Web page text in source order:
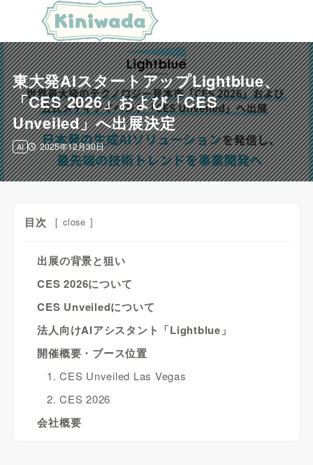
東大発AIスタートアップLightblue、
「CES 2026」および「CES
Unveiled」へ出展決定
2025年12月30日
AI
目次 [ close ]
出展の背景と狙い
CES 2026について
CES Unveiledについて
法人向けAIアシスタント「Lightblue」
開催概要・ブース位置
1. CES Unveiled Las Vegas
2. CES 2026
会社概要